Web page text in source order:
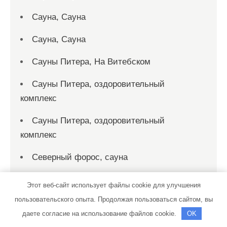
Сауна, Сауна
Сауна, Сауна
Сауны Питера, На Витебском
Сауны Питера, оздоровительный
комплекс
Сауны Питера, оздоровительный
комплекс
Северный форос, сауна
Сибирская баня на дровах, Сибирская
баня на дровах
Этот веб-сайт использует файлы cookie для улучшения
пользовательского опыта. Продолжая пользоваться сайтом, вы
даете согласие на использование файлов cookie.
OK